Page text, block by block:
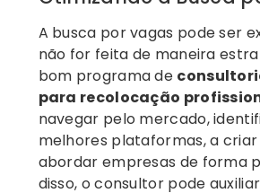
A busca por vagas pode ser
não for feita de maneira
bom programa de
para recolocação
navegar pelo mercado,
melhores plataformas, a
abordar empresas de forma
disso, o consultor pode